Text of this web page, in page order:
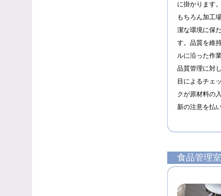
に掛かります
もちろん加工
潔な環境に保
す。品質を維
ルに沿った作
品質管理に対
目によるチェ
クが原材料の
新の注意を払
食品管理